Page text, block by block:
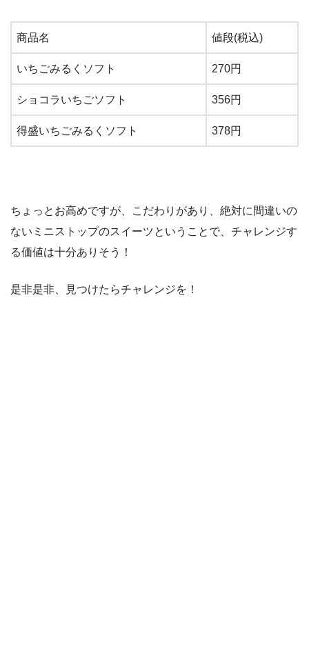
商品名 値段(税込)
いちごみるくソフト 270円
ショコラいちごソフト 356円
得盛いちごみるくソフト 378円
ちょっとお高めですが、こだわりがあり、絶対に間違いの
ないミニストップのスイーツということで、チャレンジす
る価値は十分ありそう！
是非是非、見つけたらチャレンジを！